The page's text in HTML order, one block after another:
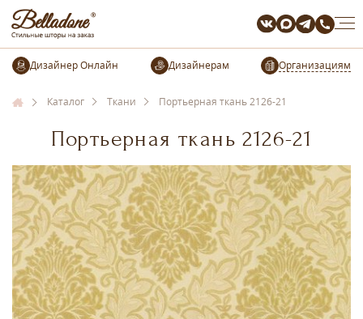
Организациям
Каталог Ткани Портьерная ткань 2126-21
Портьерная ткань 2126-21